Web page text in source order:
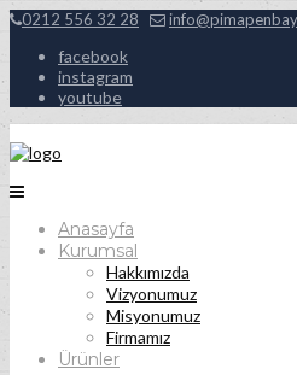
0212 556 32 28
facebook
instagram
youtube
Anasayfa
Kurumsal
Hakkımızda
Vizyonumuz
Misyonumuz
Firmamız
Ürünler